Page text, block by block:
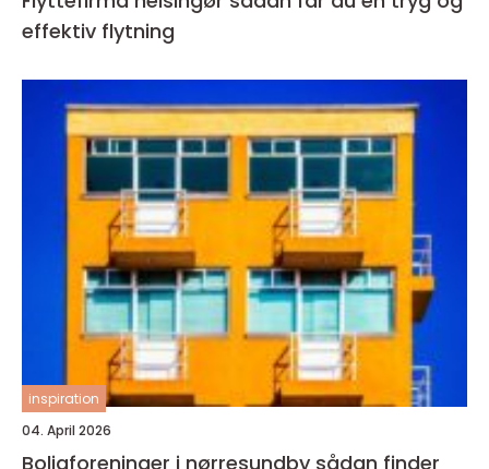
effektiv flytning
inspiration
04. April 2026
Boligforeninger i nørresundby sådan finder